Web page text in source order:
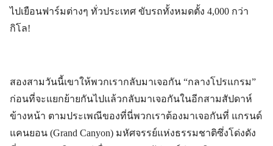
ไปเยือนฟาร์มต่างๆ ทั่วประเทศ ขับรถทั้งหมดตั้ง 4,000 กว่า
กิโล!
สองสามวันนี้เขาให้พวกเรากลับมาเจอกัน “กลางโปรแกรม”
ก่อนที่จะแยกย้ายกันไปแล้วกลับมาเจอกันในอีกสามสัปดาห์
ข้างหน้า ตามประเพณีของที่นี่พวกเราต้องมาเจอกันที่ แกรนด์
แคนยอน (Grand Canyon) มหัศจรรย์แห่งธรรมชาติซึ่งโด่งดัง